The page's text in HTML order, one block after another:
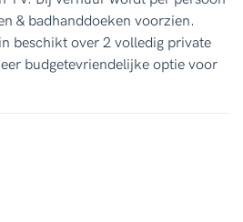
& badhanddoeken voorzien.
beschikt over 2 volledig private
budgetevriendelijke optie voor